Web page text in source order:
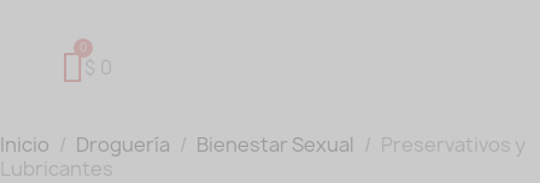
$ 0
Inicio Droguería Bienestar Sexual
Preservativos y
Lubricantes